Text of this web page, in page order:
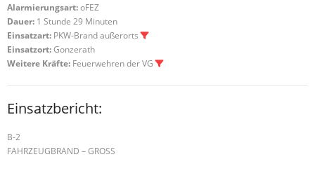
Alarmierungsart:oFEZ
Dauer: 1 Stunde 29 Minuten
Einsatzart: PKW-Brand außerorts
Einsatzort:Gonzerath
Weitere Kräfte: Feuerwehren der VG
Einsatzbericht:
B-2
FAHRZEUGBRAND – GROSS